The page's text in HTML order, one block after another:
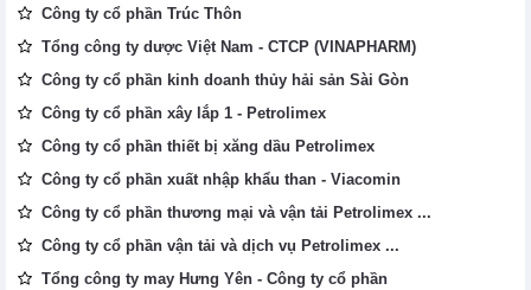
Công ty cổ phần Trúc Thôn
Tổng công ty dược Việt Nam - CTCP (VINAPHARM)
Công ty cổ phần kinh doanh thủy hải sản Sài Gòn
Công ty cổ phần xây lắp 1 - Petrolimex
Công ty cổ phần thiết bị xăng dầu Petrolimex
Công ty cổ phần xuất nhập khẩu than - Viacomin
Công ty cổ phần thương mại và vận tải Petrolimex ...
Công ty cổ phần vận tải và dịch vụ Petrolimex ...
Tổng công ty may Hưng Yên - Công ty cổ phần